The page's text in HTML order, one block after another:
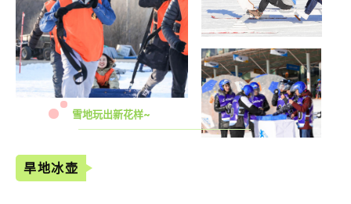
雪地玩出新花样~
旱地冰壶